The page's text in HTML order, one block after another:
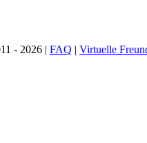
- 2026 | FAQ | Virtuelle